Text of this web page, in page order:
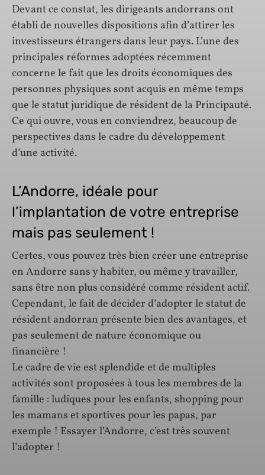
Devant ce constat, les dirigeants andorrans ont
établi de nouvelles dispositions afin d’attirer les
investisseurs étrangers dans leur pays. L’une des
principales réformes adoptées récemment
concerne le fait que les droits économiques des
personnes physiques sont acquis en même temps
que le statut juridique de résident de la Principauté.
Ce qui ouvre, vous en conviendrez, beaucoup de
perspectives dans le cadre du développement
d’une activité.
L’Andorre, idéale pour
l’implantation de votre entreprise
mais pas seulement !
Certes, vous pouvez très bien créer une entreprise
en Andorre sans y habiter, ou même y travailler,
sans être non plus considéré comme résident actif.
Cependant, le fait de décider d’adopter le statut de
résident andorran présente bien des avantages, et
pas seulement de nature économique ou
financière !
Le cadre de vie est splendide et de multiples
activités sont proposées à tous les membres de la
famille : ludiques pour les enfants, shopping pour
les mamans et sportives pour les papas, par
exemple ! Essayer l’Andorre, c’est très souvent
l’adopter !